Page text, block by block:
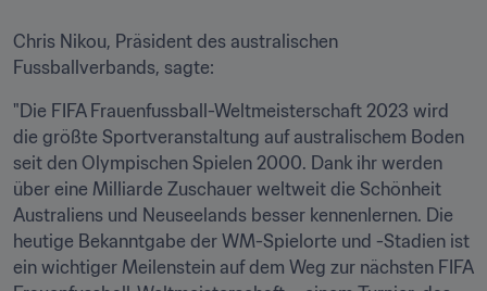
Chris Nikou, Präsident des australischen
Fussballverbands, sagte:
"Die FIFA Frauenfussball-Weltmeisterschaft 2023 wird
die größte Sportveranstaltung auf australischem Boden
seit den Olympischen Spielen 2000. Dank ihr werden
über eine Milliarde Zuschauer weltweit die Schönheit
Australiens und Neuseelands besser kennenlernen. Die
heutige Bekanntgabe der WM-Spielorte und -Stadien ist
ein wichtiger Meilenstein auf dem Weg zur nächsten FIFA